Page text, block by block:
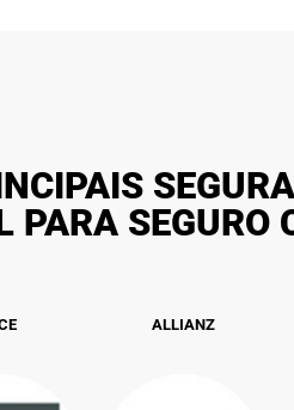
PARA SEGURO
ALLIANZ